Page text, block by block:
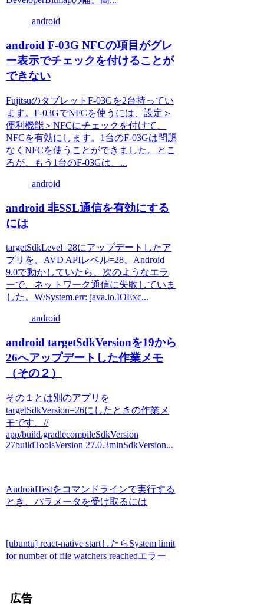
android
android F-03G NFCの項目がグレ
ー表示でチェックを付けることが
できない
FujitsuのタブレットF-03Gを2台持ってい
ます。F-03GでNFCを使うには、設定＞
便利機能＞NFCにチェックを付けて、
NFCを有効にします。1台のF-03Gは問題
なくNFCを使うことができました。とこ
ろが、もう1台のF-03Gは、...
android
android 非SSL通信を有効にする
には
targetSdkLevel=28にアップデートしたア
プリを、AVD APIレベル=28、Android
9.0で動かしていたら、次のようなエラ
ーで、ネットワーク通信に失敗していま
した。W/System.err: java.io.IOExc...
android
android targetSdkVersionを19から
26へアップデートした作業メモ
（その２）
その１とは別のアプリを
targetSdkVersion=26にしたときの作業メ
モです。//
app/build.gradlecompileSdkVersion
27buildToolsVersion 27.0.3minSdkVersion...
AndroidTestをコマンドラインで実行する
とき、パラメータを受け取るには
[ubuntu] react-native startしたらSystem limit
for number of file watchers reachedエラー
広告